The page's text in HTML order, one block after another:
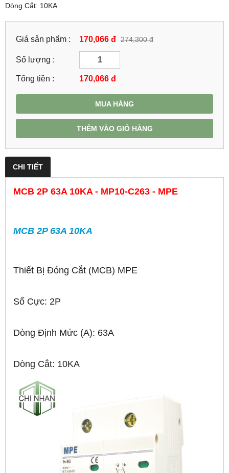
Dòng Cắt: 10KA
Giá sản phẩm : 170,066 đ 274,300 đ
Số lượng :
Tổng tiền : 170,066 đ
MUA HÀNG
THÊM VÀO GIỎ HÀNG
CHI TIẾT
MCB 2P 63A 10KA - MP10-C263 - MPE
MCB 2P 63A 10KA
Thiết Bị Đóng Cắt (MCB) MPE
Số Cực: 2P
Dòng Định Mức (A): 63A
Dòng Cắt: 10KA